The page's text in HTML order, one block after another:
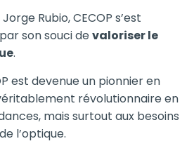
Rubio, CECOP s’est
son souci devaloriser le
.
est devenue un pionnier en
révolutionnaire en
mais surtout aux besoins
l’optique.